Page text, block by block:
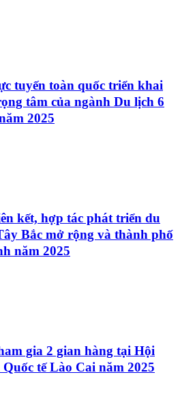
tuyến toàn quốc triển khai
tâm của ngành Du lịch 6
2025
kết, hợp tác phát triển du
Bắc mở rộng và thành phố
năm 2025
gia 2 gian hàng tại Hội
tế Lào Cai năm 2025